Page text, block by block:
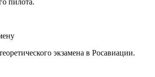
экзамена в Росавиации.